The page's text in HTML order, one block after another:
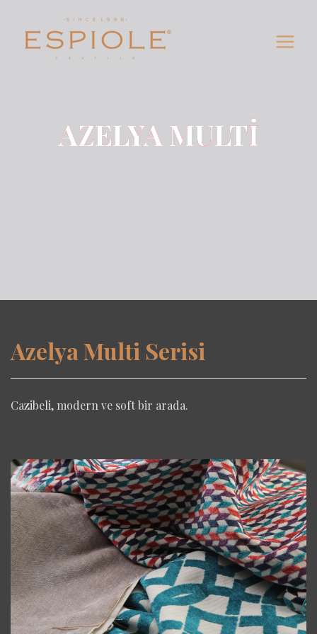
AZELYA MULTİ
Azelya Multi Serisi
Cazibeli, modern ve soft bir arada.